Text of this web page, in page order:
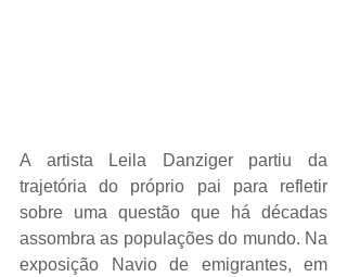
A artista Leila Danziger partiu da
trajetória do próprio pai para refletir
sobre uma questão que há décadas
assombra as populações do mundo. Na
exposição Navio de emigrantes, em